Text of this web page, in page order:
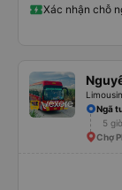
Xác nhận chỗ
Ngã
5
Chợ